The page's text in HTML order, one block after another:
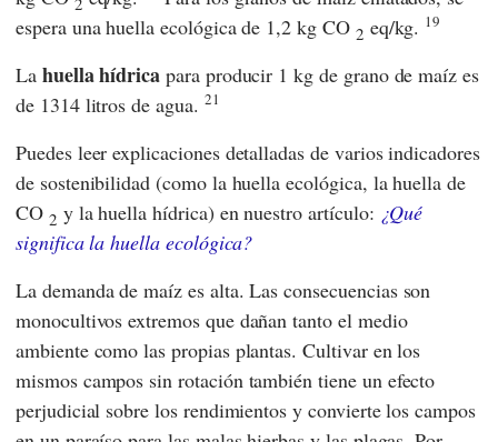
espera una huella ecológica de 1,2 kg CO 2 eq/kg. 19
La huella hídrica para producir 1 kg de grano de maíz es
de 1314 litros de agua. 21
Puedes leer explicaciones detalladas de varios indicadores
de sostenibilidad (como la huella ecológica, la huella de
CO 2 y la huella hídrica) en nuestro artículo: ¿Qué
significa la huella ecológica?
La demanda de maíz es alta. Las consecuencias son
monocultivos extremos que dañan tanto el medio
ambiente como las propias plantas. Cultivar en los
mismos campos sin rotación también tiene un efecto
perjudicial sobre los rendimientos y convierte los campos